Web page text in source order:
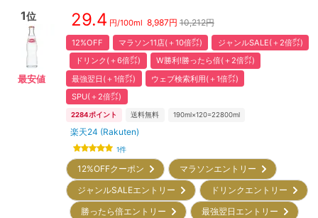
1位
最安値
29.4 円/100ml 8,987円 10,212円
12%OFF マラソン11店(＋10倍㌽)
ジャンルSALE(＋2倍㌽)
ドリンク(＋6倍㌽)
W勝利!勝ったら倍(＋2倍㌽)
最強翌日(＋1倍㌽)
ウェブ検索利用(＋1倍㌽)
SPU(＋2倍㌽)
2284ポイント 送料無料 190ml×120=22800ml
楽天24 (Rakuten)
1件
12%OFFクーポン
マラソンエントリー
ジャンルSALEエントリー
ドリンクエントリー
勝ったら倍エントリー
最強翌日エントリー